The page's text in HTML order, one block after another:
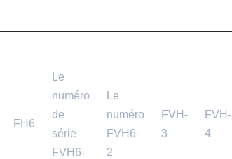
FH6
Le
numéro
de
série
FVH6-
Le
numéro
FVH6-
2
FVH-
3
FVH-
4